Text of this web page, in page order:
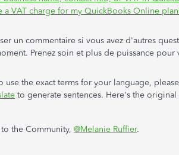
a VAT charge for my QuickBooks Online
un commentaire si vous avez d'autres
Prenez soin et plus de puissance pour
use the exact terms for your language,
to generate sentences. Here's the
the Community, @Melanie Ruffier.